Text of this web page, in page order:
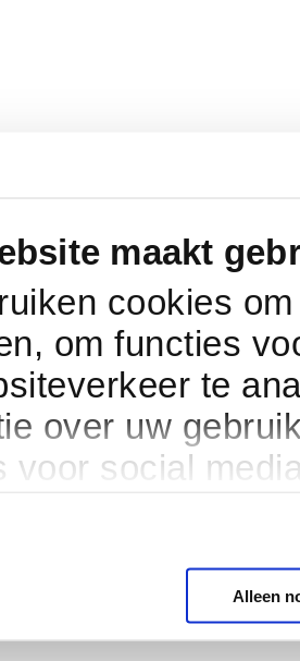
maakt
cookies
om functies
te
over uw
voor social
Alleen